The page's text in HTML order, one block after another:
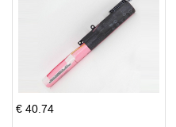
€ 40.74